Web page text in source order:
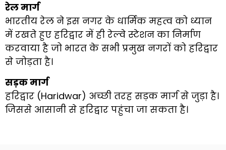
रेल मार्ग
भारतीय रेल ने इस नगर के धार्मिक महत्व को ध्यान
में रखते हुए हरिद्वार में ही रेल्वे स्टेशन का निर्माण
करवाया है जो भारत के सभी प्रमुख नगरों को हरिद्वार
से जोड़ता है।
सड़क मार्ग
हरिद्वार (Haridwar) अच्छी तरह सड़क मार्ग से जुड़ा है।
जिससे आसानी से हरिद्वार पहुंचा जा सकता है।